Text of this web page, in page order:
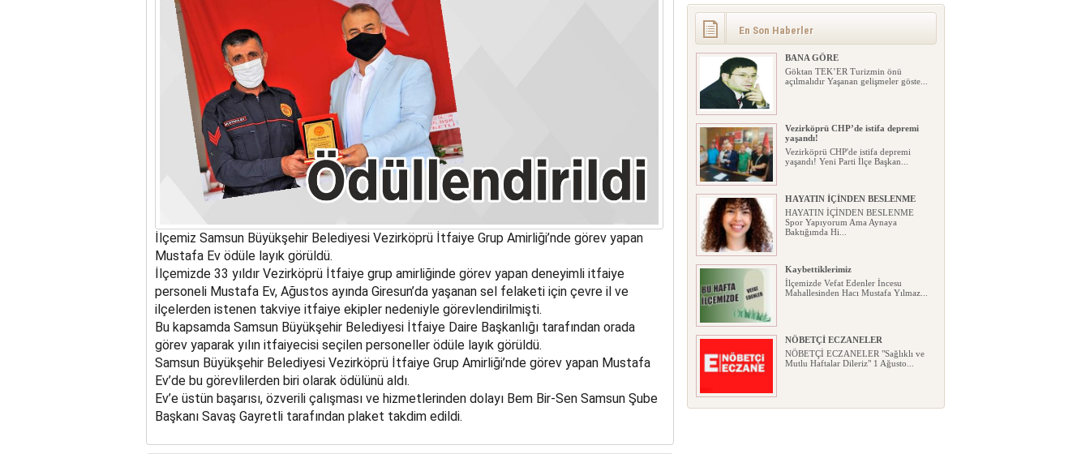
İlçemiz Samsun Büyükşehir Belediyesi Vezirköprü İtfaiye Grup Amirliği’nde görev yapan
Mustafa Ev ödüle layık görüldü.
İlçemizde 33 yıldır Vezirköprü İtfaiye grup amirliğinde görev yapan deneyimli itfaiye
personeli Mustafa Ev, Ağustos ayında Giresun’da yaşanan sel felaketi için çevre il ve
ilçelerden istenen takviye itfaiye ekipler nedeniyle görevlendirilmişti.
Bu kapsamda Samsun Büyükşehir Belediyesi İtfaiye Daire Başkanlığı tarafından orada
görev yaparak yılın itfaiyecisi seçilen personeller ödüle layık görüldü.
Samsun Büyükşehir Belediyesi Vezirköprü İtfaiye Grup Amirliği’nde görev yapan Mustafa
Ev’de bu görevlilerden biri olarak ödülünü aldı.
Ev’e üstün başarısı, özverili çalışması ve hizmetlerinden dolayı Bem Bir-Sen Samsun Şube
Başkanı Savaş Gayretli tarafından plaket takdim edildi.
En Son Haberler
BANA GÖRE
Göktan TEK’ER Turizmin önü
açılmalıdır Yaşanan gelişmeler göste...
Vezirköprü CHP’de istifa depremi
yaşandı!
Vezirköprü CHP'de istifa depremi
yaşandı! Yeni Parti İlçe Başkan...
HAYATIN İÇİNDEN BESLENME
HAYATIN İÇİNDEN BESLENME
Spor Yapıyorum Ama Aynaya
Baktığımda Hi...
Kaybettiklerimiz
İlçemizde Vefat Edenler İncesu
Mahallesinden Hacı Mustafa Yılmaz...
NÖBETÇİ ECZANELER
NÖBETÇİ ECZANELER "Sağlıklı ve
Mutlu Haftalar Dileriz" 1 Ağusto...
Okullarda yeni dönem: Yönetmelik